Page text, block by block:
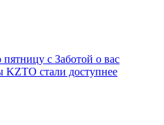
с Заботой о вас
KZTO стали доступнее